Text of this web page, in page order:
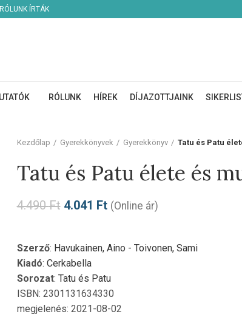
RÓLUNK ÍRTÁK
RÓLUNK HÍREK DÍJAZOTTJAINK
Kezdőlap
Gyerekkönyvek Gyerekkönyv Tatu és Patu
Tatu és Patu élete és
4.490Ft 4.041 Ft (Online ár)
Szerző: Havukainen, Aino - Toivonen, Sami
Kiadó: Cerkabella
Sorozat: Tatu és Patu
ISBN: 2301131634330
megjelenés: 2021-08-02